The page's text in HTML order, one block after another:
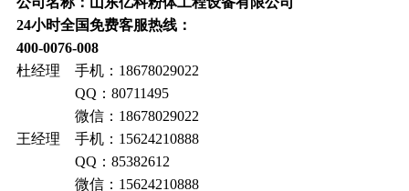
24小时全国免费客服热线：
400-0076-008
杜经理 手机：18678029022
QQ：80711495
微信：18678029022
王经理 手机：15624210888
QQ：85382612
微信：15624210888